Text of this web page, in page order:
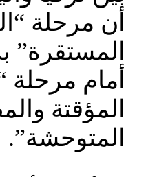
أن مرحلة
المستقرة”
أمام مرحلة
المؤقتة
المتوحشة”.